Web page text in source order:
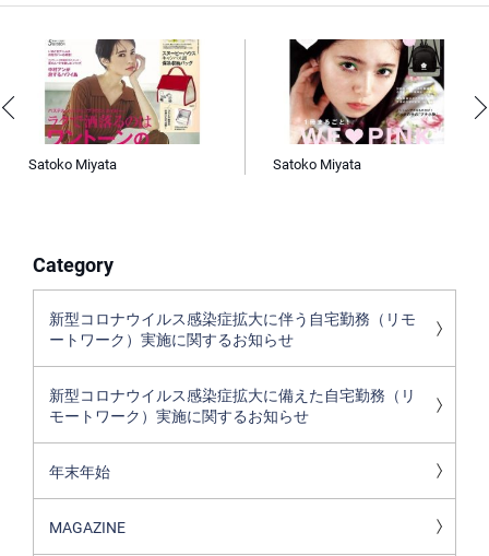
Satoko Miyata Satoko Miyata
Category
新型コロナウイルス感染症拡大に伴う自宅勤務（リモ
ートワーク）実施に関するお知らせ
新型コロナウイルス感染症拡大に備えた自宅勤務（リ
モートワーク）実施に関するお知らせ
年末年始
MAGAZINE